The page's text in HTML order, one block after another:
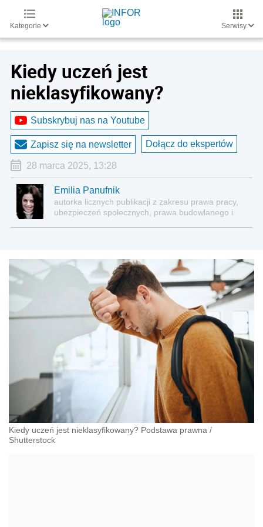
Kategorie Serwisy
Kiedy uczeń jest
nieklasyfikowany?
Subskrybuj nas na Youtube
Zapisz się na newsletter Dołącz do ekspertów
28 marca 2025, 13:28
Emilia Panufnik
autorka licznych publikacji z zakresu prawa pracy,
ubezpieczeń społecznych, prawa budowlanego i
Kiedy uczeń jest nieklasyfikowany? Podstawa prawna /
Shutterstock